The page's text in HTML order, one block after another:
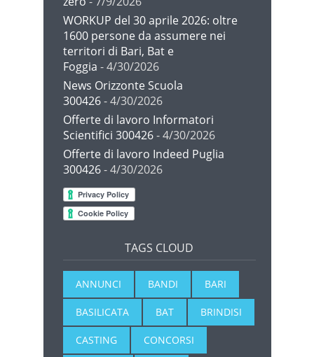
WORKUP del 30 aprile 2026: oltre
1600 persone da assumere nei
territori di Bari, Bat e
Foggia - 4/30/2026
News Orizzonte Scuola
300426- 4/30/2026
Offerte di lavoro Informatori
Scientifici 300426- 4/30/2026
Offerte di lavoro Indeed Puglia
300426- 4/30/2026
TAGS CLOUD
ANNUNCI BANDI BARI
BASILICATA BAT BRINDISI
CASTING CONCORSI